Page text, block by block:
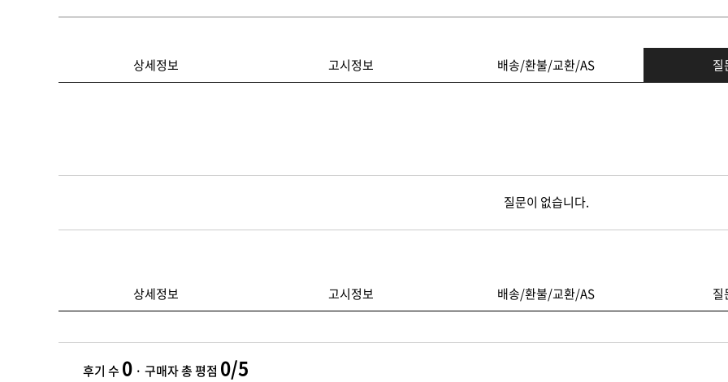
상세정보 고시정보 배송/환불/교환/AS 질
질문이 없습니다.
상세정보 고시정보 배송/환불/교환/AS 질
후기 수 0 · 구매자 총 평점 0/5